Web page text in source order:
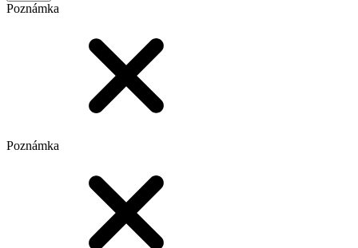
Poznámka
Poznámka